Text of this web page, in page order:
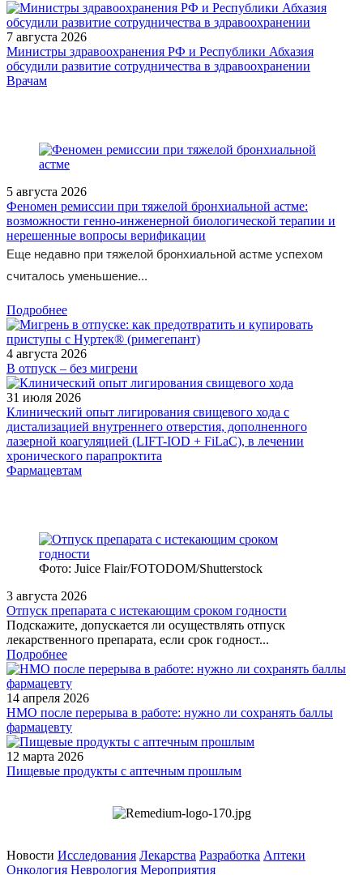
7 августа 2026
Министры здравоохранения РФ и Республики Абхазия
обсудили развитие сотрудничества в здравоохранении
/doctor/oncology/
Врачам
5 августа 2026
Феномен ремиссии при тяжелой бронхиальной астме:
возможности генно-инженерной биологической терапии и
нерешенные вопросы верификации
Еще недавно при тяжелой бронхиальной астме успехом
считалось уменьшение...
Подробнее
4 августа 2026
В отпуск – без мигрени
31 июля 2026
Клинический опыт лигирования свищевого хода с
дистализацией внутреннего отверстия, дополненного
лазерной коагуляцией (LIFT-IOD + FiLaC), в лечении
хронического парапроктита
Фармацевтам
Фото: Juice Flair/FOTODOM/Shutterstoсk
3 августа 2026
Отпуск препарата с истекающим сроком годности
Подскажите, допускается ли осуществлять отпуск
лекарственного препарата, если срок годност...
Подробнее
14 апреля 2026
НМО после перерыва в работе: нужно ли сохранять баллы
фармацевту
12 марта 2026
Пищевые продукты с аптечным прошлым
Новости Исследования Лекарства Разработка Аптеки
Онкология Неврология Мероприятия